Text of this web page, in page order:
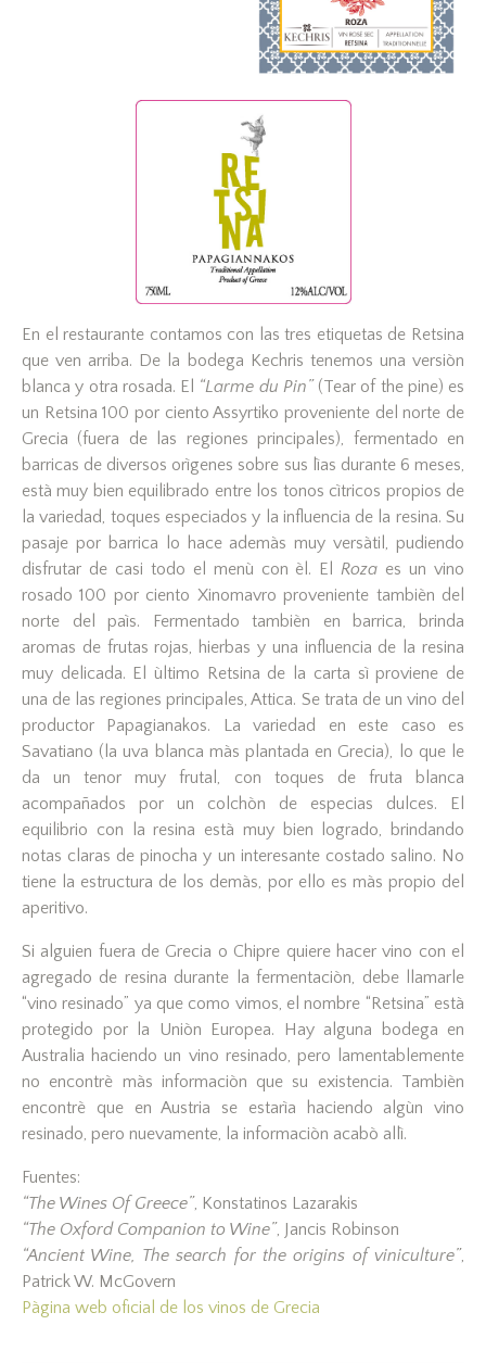
En el restaurante contamos con las tres etiquetas de Retsina
que ven arriba. De la bodega Kechris tenemos una versiòn
blanca y otra rosada. El “Larme du Pin”(Tear of the pine) es
un Retsina 100 por ciento Assyrtiko proveniente del norte de
Grecia (fuera de las regiones principales), fermentado en
barricas de diversos orìgenes sobre sus lìas durante 6 meses,
està muy bien equilibrado entre los tonos cìtricos propios de
la variedad, toques especiados y la influencia de la resina. Su
pasaje por barrica lo hace ademàs muy versàtil, pudiendo
disfrutar de casi todo el menù con èl. ElRoza es un vino
rosado 100 por ciento Xinomavro proveniente tambièn del
norte del paìs. Fermentado tambièn en barrica, brinda
aromas de frutas rojas, hierbas y una influencia de la resina
muy delicada. El ùltimo Retsina de la carta sì proviene de
una de las regiones principales, Attica. Se trata de un vino del
productor Papagianakos. La variedad en este caso es
Savatiano (la uva blanca màs plantada en Grecia), lo que le
da un tenor muy frutal, con toques de fruta blanca
acompañados por un colchòn de especias dulces. El
equilibrio con la resina està muy bien logrado, brindando
notas claras de pinocha y un interesante costado salino. No
tiene la estructura de los demàs, por ello es màs propio del
aperitivo.
Si alguien fuera de Grecia o Chipre quiere hacer vino con el
agregado de resina durante la fermentaciòn, debe llamarle
“vino resinado” ya que como vimos, el nombre “Retsina” està
protegido por la Uniòn Europea. Hay alguna bodega en
Australia haciendo un vino resinado, pero lamentablemente
no encontrè màs informaciòn que su existencia. Tambièn
encontrè que en Austria se estarìa haciendo algùn vino
resinado, pero nuevamente, la informaciòn acabò allì.
Fuentes:
“The Wines Of Greece”, Konstatinos Lazarakis
“The Oxford Companion to Wine”, Jancis Robinson
“Ancient Wine, The search for the origins of viniculture”,
Patrick W. McGovern
Pàgina web oficial de los vinos de Grecia